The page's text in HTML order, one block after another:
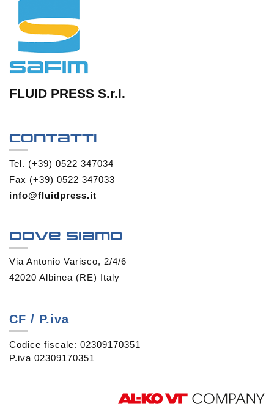
FLUID PRESS S.r.l.
Contatti
Tel. (+39) 0522 347034
Fax (+39) 0522 347033
info@fluidpress.it
Dove siamo
Via Antonio Varisco, 2/4/6
42020 Albinea (RE) Italy
CF / P.iva
Codice fiscale: 02309170351
P.iva 02309170351